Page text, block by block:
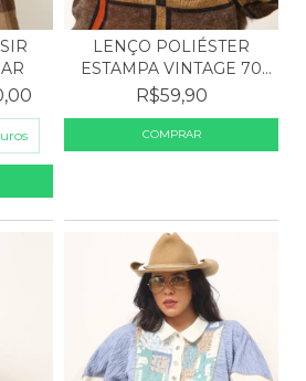
LENÇO POLIÉSTER
ESTAMPA VINTAGE 70
´S
R$59,90